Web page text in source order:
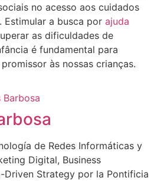
no acesso aos cuidados
Estimular a busca por ajuda
as dificuldades de
é fundamental para
às nossas crianças.
de Redes Informáticas y
Digital, Business
Driven Strategy por la Pontificia